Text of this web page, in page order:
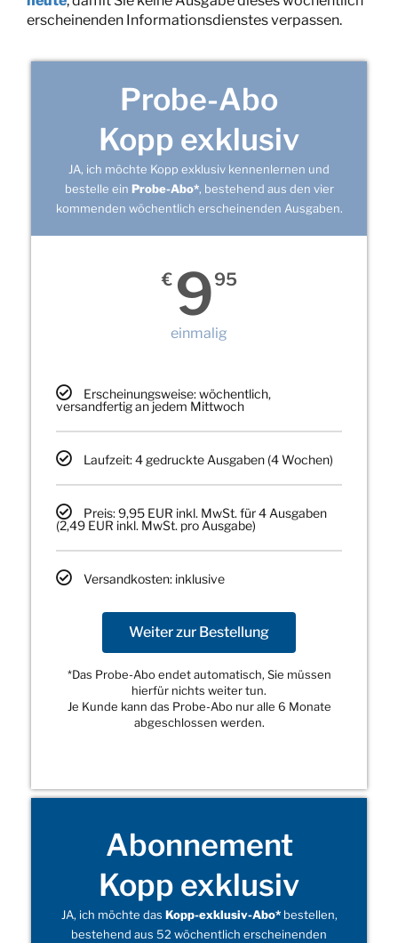
erscheinenden Informationsdienstes verpassen.
Probe-Abo
Kopp exklusiv
JA, ich möchte Kopp exklusiv kennenlernen und
bestelle ein Probe-Abo*, bestehend aus den vier
kommenden wöchentlich erscheinenden Ausgaben.
€ 995
einmalig
Erscheinungsweise: wöchentlich,
versandfertig an jedem Mittwoch
Laufzeit: 4 gedruckte Ausgaben (4 Wochen)
Preis: 9,95 EUR inkl. MwSt. für 4 Ausgaben
(2,49 EUR inkl. MwSt. pro Ausgabe)
Versandkosten: inklusive
Weiter zur Bestellung
*Das Probe-Abo endet automatisch, Sie müssen
hierfür nichts weiter tun.
Je Kunde kann das Probe-Abo nur alle 6 Monate
abgeschlossen werden.
Abonnement
Kopp exklusiv
JA, ich möchte das Kopp-exklusiv-Abo*bestellen,
bestehend aus 52 wöchentlich erscheinenden